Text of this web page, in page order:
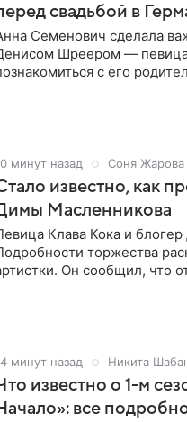
свадьбой в
Семенович сделала
Шреером — певица
с его
минут назад Соня Жарова
известно, как
Масленникова
Клава Кока и
торжества
Он сообщил, что
минут назад Никита
известно о 1-м
все